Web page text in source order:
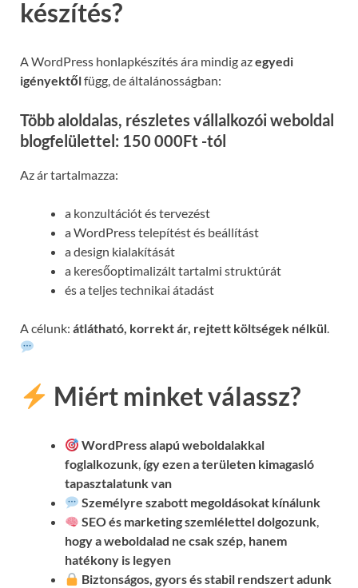
készítés?
A WordPress honlapkészítés ára mindig azegyedi
igényektőlfügg, de általánosságban:
Több aloldalas, részletes vállalkozói weboldal
blogfelülettel: 150 000Ft -tól
Az ár tartalmazza:
a konzultációt és tervezést
a WordPress telepítést és beállítást
a design kialakítását
a keresőoptimalizált tartalmi struktúrát
és a teljes technikai átadást
A célunk: átlátható, korrekt ár, rejtett költségek nélkül
Miért minket válassz?
WordPress alapú weboldalakkal
foglalkozunk, így ezen a területen kimagasló
tapasztalatunk van
Személyre szabott megoldásokat kínálunk
SEO és marketing szemlélettel dolgozunk,
hogy a weboldalad ne csak szép, hanem
hatékony is legyen
Biztonságos, gyors és stabil rendszert adunk